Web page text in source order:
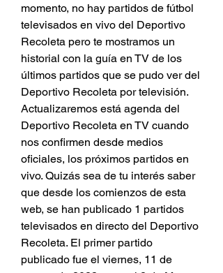
momento, no hay partidos de fútbol
televisados en vivo del Deportivo
Recoleta pero te mostramos un
historial con la guía en TV de los
últimos partidos que se pudo ver del
Deportivo Recoleta por televisión.
Actualizaremos está agenda del
Deportivo Recoleta en TV cuando
nos confirmen desde medios
oficiales, los próximos partidos en
vivo. Quizás sea de tu interés saber
que desde los comienzos de esta
web, se han publicado 1 partidos
televisados en directo del Deportivo
Recoleta. El primer partido
publicado fue el viernes, 11 de